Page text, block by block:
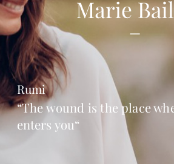
Rumi
“The wound is the place
enters you“